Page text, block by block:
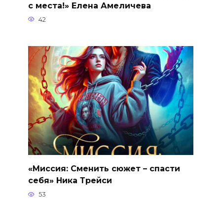
с места!» Елена Амеличева
42
«Миссия: Сменить сюжет – спасти
себя» Ника Трейси
53